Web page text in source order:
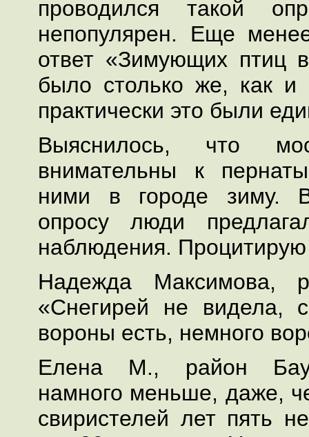
проводился такой
непопулярен. Еще
ответ «Зимующих птиц
было столько же, как
практически это были
Выяснилось, что
внимательны к
ними в городе зиму.
опросу люди
наблюдения.
Надежда Максимова,
«Снегирей не видела,
вороны есть, немного
Елена М., район
намного меньше, даже,
свиристелей лет пять